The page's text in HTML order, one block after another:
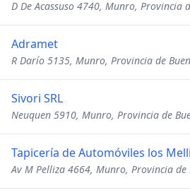
D De Acassuso 4740, Munro, Provincia
Adramet
R Darío 5135, Munro, Provincia de
Sivori SRL
Neuquen 5910, Munro, Provincia de
Tapicería de Automóviles los
Av M Pelliza 4664, Munro, Provincia de